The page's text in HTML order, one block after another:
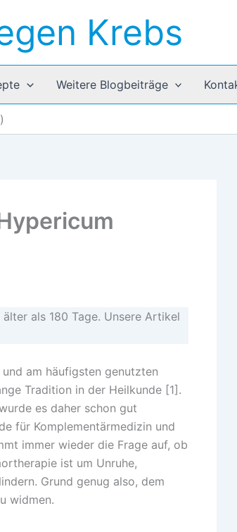
Krebs
Weitere Blogbeiträge
als 180 Tage. Unsere Artikel
am häufigsten genutzten
Tradition in der Heilkunde [1].
es daher schon gut
für Komplementärmedizin und
immer wieder die Frage auf, ob
ist um Unruhe,
Grund genug also, dem
widmen.